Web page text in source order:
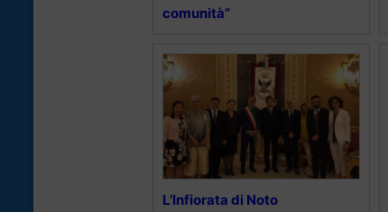
comunità”
L’Infiorata di Noto